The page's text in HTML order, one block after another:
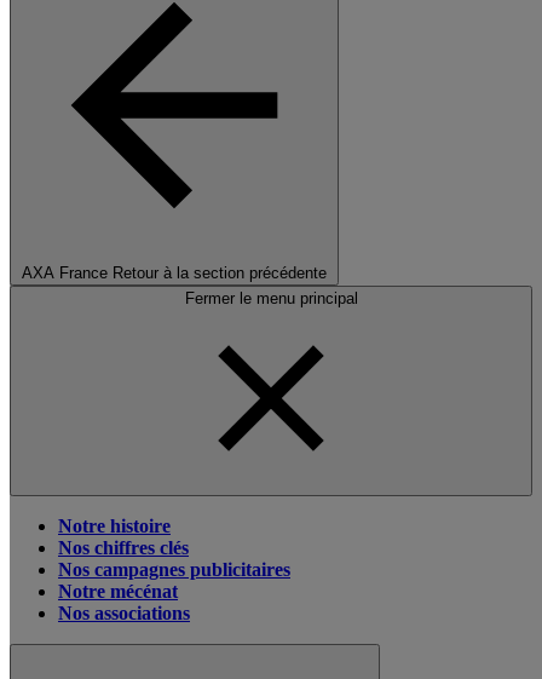
AXA France Retour à la section précédente
Fermer le menu principal
Notre histoire
Nos chiffres clés
Nos campagnes publicitaires
Notre mécénat
Nos associations